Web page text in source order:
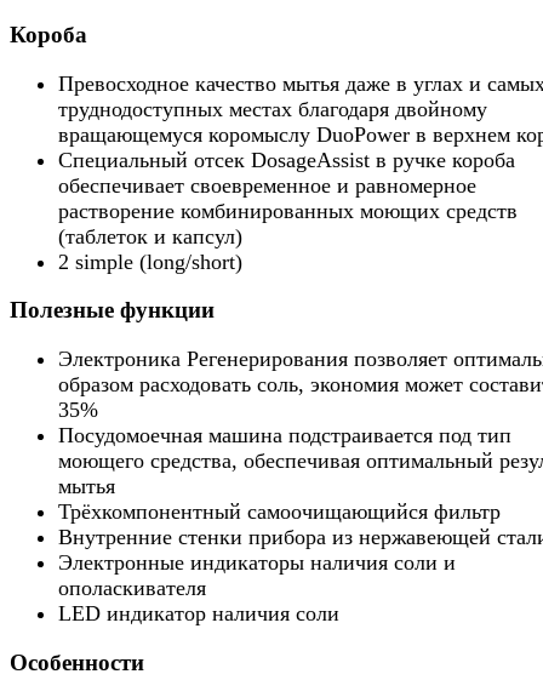
Короба
Превосходное качество мытья даже в углах и
труднодоступных местах благодаря двойному
вращающемуся коромыслу DuoPower в верхнем
Специальный отсек DosageAssist в ручке короба
обеспечивает своевременное и равномерное
растворение комбинированных моющих средств
(таблеток и капсул)
2 simple (long/short)
Полезные функции
Электроника Регенерирования позволяет
образом расходовать соль, экономия может
35%
Посудомоечная машина подстраивается под тип
моющего средства, обеспечивая оптимальный
мытья
Трёхкомпонентный самоочищающийся фильтр
Внутренние стенки прибора из нержавеющей
Электронные индикаторы наличия соли и
ополаскивателя
LED индикатор наличия соли
Особенности